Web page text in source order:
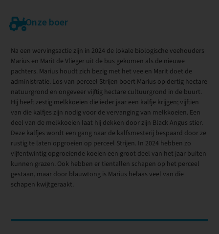
Onze boer
Na een wervingsactie zijn in 2024 de lokale biologische veehouders
Marius en Marit de Vlieger uit de bus gekomen als de nieuwe
pachters. Marius houdt zich bezig met het vee en Marit doet de
administratie. Los van perceel Strijen boert Marius op dertig hectare
natuurgrond en ongeveer vijftig hectare cultuurgrond in de buurt.
Hij heeft zestig melkkoeien die ieder jaar een kalfje krijgen; vijftien
van die kalfjes zijn nodig voor de vervanging van melkkoeien. Een
deel van de melkkoeien laat hij dekken door zijn Black Angus stier.
Deze kalfjes wordt een gang naar de kalfsmesterij bespaard door ze
rustig te laten opgroeien op perceel Strijen. In 2024 hebben zo
vijfentwintig opgroeiende koeien een groot deel van het jaar buiten
kunnen grazen. Ook hebben er tientallen schapen op het perceel
gestaan, maar door blauwtong is Marius helaas veel van die
schapen kwijtgeraakt.